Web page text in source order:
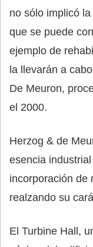
no sólo implicó
que se puede
ejemplo de
la llevarán a
De Meuron,
el 2000.
Herzog & de
esencia
incorporación de
realzando su
El Turbine Hall,